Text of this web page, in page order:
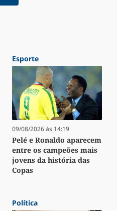
Esporte
09/08/2026 às 14:19
Pelé e Ronaldo aparecem
entre os campeões mais
jovens da história das
Copas
Política